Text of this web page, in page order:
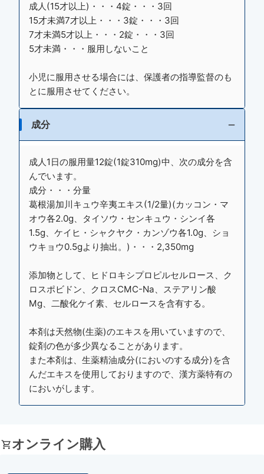
成人(15才以上)・・・4錠・・・3回
15才未満7才以上・・・3錠・・・3回
7才未満5才以上・・・2錠・・・3回
5才未満・・・服用しないこと
小児に服用させる場合には、保護者の指導監督のも
とに服用させてください。
成分
成人1日の服用量12錠(1錠310mg)中、次の成分を含
んでいます。
成分・・・分量
葛根湯加川キュウ辛夷エキス(1/2量)(カッコン・マ
オウ各2.0g、タイソウ・センキュウ・シンイ各
1.5g、ケイヒ・シャクヤク・カンゾウ各1.0g、ショ
ウキョウ0.5gより抽出。)・・・2,350mg
添加物として、ヒドロキシプロピルセルロース、ク
ロスポビドン、クロスCMC-Na、ステアリン酸
Mg、二酸化ケイ素、セルロースを含有する。
本剤は天然物(生薬)のエキスを用いていますので、
錠剤の色が多少異なることがあります。
また本剤は、生薬精油成分(においのする成分)を含
んだエキスを使用しておりますので、漢方薬特有の
においがします。
オンライン購入